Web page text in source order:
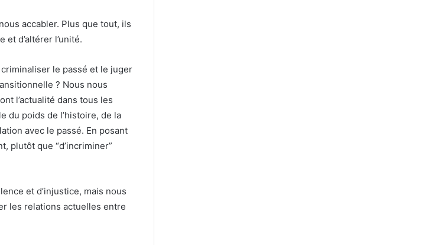
accabler. Plus que tout, ils
d’altérer l’unité.
le passé et le juger
? Nous nous
l’actualité dans tous les
du poids de l’histoire, de la
avec le passé. En posant
plutôt que “d’incriminer”
et d’injustice, mais nous
les relations actuelles entre